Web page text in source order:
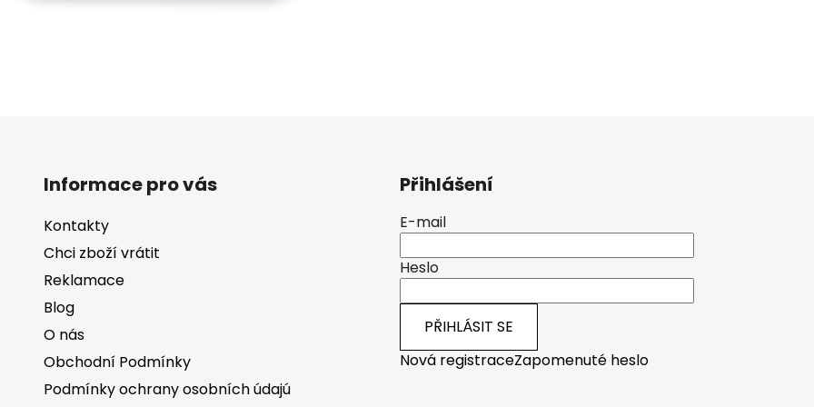
Informace pro vás
Kontakty
Chci zboží vrátit
Reklamace
Blog
O nás
Obchodní Podmínky
Podmínky ochrany osobních údajú
Přihlášení
E-mail
Heslo
PŘIHLÁSIT SE
Nová registraceZapomenuté heslo